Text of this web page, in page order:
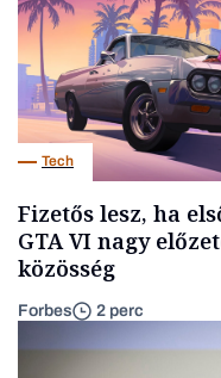
Tech
Fizetős lesz, ha
GTA VI nagy
közösség
Forbes 2 perc